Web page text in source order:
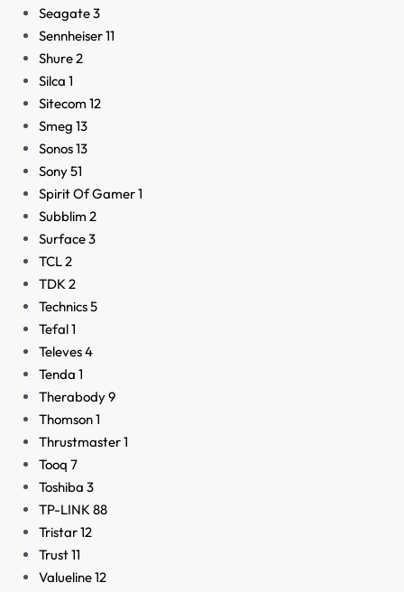
Seagate3
Sennheiser11
Shure2
Silca 1
Sitecom 12
Smeg 13
Sonos13
Sony51
Spirit Of Gamer1
Subblim 2
Surface3
TCL2
TDK 2
Technics5
Tefal1
Televes4
Tenda 1
Therabody9
Thomson1
Thrustmaster1
Tooq 7
Toshiba 3
TP-LINK 88
Tristar12
Trust11
Valueline12